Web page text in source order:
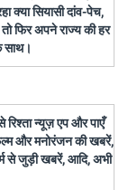
क्या सियासी दांव-पेच,
फिर अपने राज्य की हर
साथ।
न्यूज़ एप और पाएँ
और मनोरंजन की खबरें,
से जुड़ी खबरें, आदि, अभी